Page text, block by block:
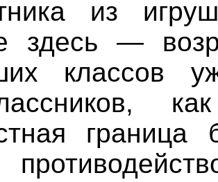
из
здесь —
классов
граница